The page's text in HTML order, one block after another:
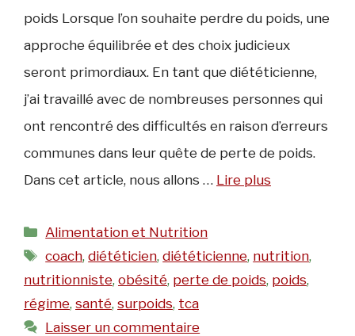
poids Lorsque l’on souhaite perdre du poids, une
approche équilibrée et des choix judicieux
seront primordiaux. En tant que diététicienne,
j’ai travaillé avec de nombreuses personnes qui
ont rencontré des difficultés en raison d’erreurs
communes dans leur quête de perte de poids.
Dans cet article, nous allons … Lire plus
Catégories
Alimentation et Nutrition
Étiquettes
coach,diététicien,diététicienne, nutrition,
nutritionniste, obésité, perte de poids, poids,
régime, santé, surpoids, tca
Laisser un commentaire